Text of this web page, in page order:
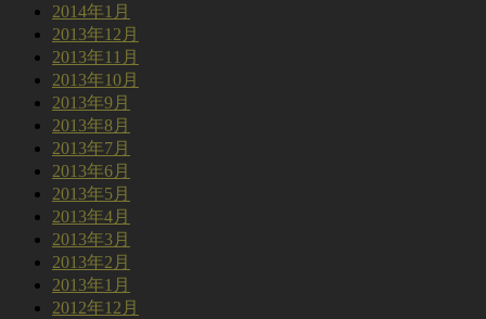
2014年1月
2013年12月
2013年11月
2013年10月
2013年9月
2013年8月
2013年7月
2013年6月
2013年5月
2013年4月
2013年3月
2013年2月
2013年1月
2012年12月